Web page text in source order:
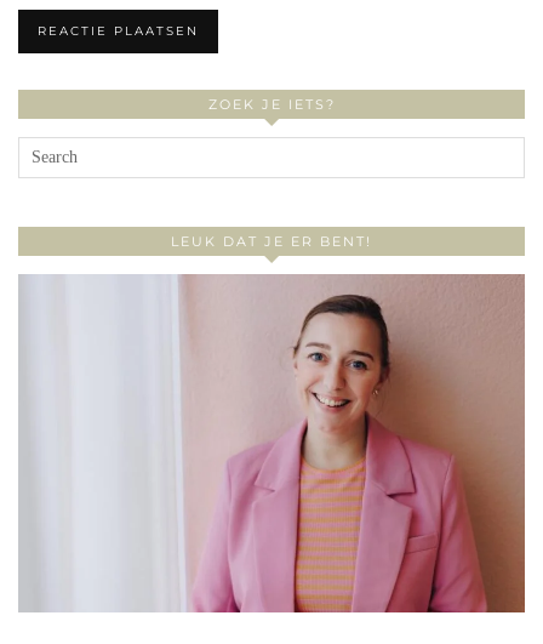
ZOEK JE IETS?
LEUK DAT JE ER BENT!